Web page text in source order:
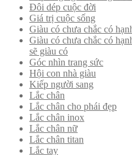
Đôi dép cuộc đời
Giá trị cuộc sống
Giàu có chưa chắc có
Giàu có chưa chắc có
sẽ giàu có
Góc nhìn trang sức
Hội con nhà giàu
Kiếp người sang
Lắc chân
Lắc chân cho phái đẹp
Lắc chân inox
Lắc chân nữ
Lắc chân titan
Lắc tay